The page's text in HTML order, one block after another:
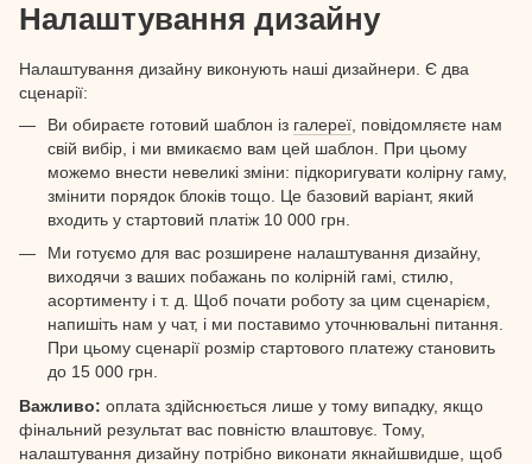
Налаштування дизайну
Налаштування дизайну виконують наші дизайнери. Є два
сценарії:
Ви обираєте готовий шаблон із галереї , повідомляєте нам
свій вибір, і ми вмикаємо вам цей шаблон. При цьому
можемо внести невеликі зміни: підкоригувати колірну гаму,
змінити порядок блоків тощо. Це базовий варіант, який
входить у стартовий платіж 10 000 грн.
Ми готуємо для вас розширене налаштування дизайну,
виходячи з ваших побажань по колірній гамі, стилю,
асортименту і т. д. Щоб почати роботу за цим сценарієм,
напишіть нам у чат, і ми поставимо уточнювальні питання.
При цьому сценарії розмір стартового платежу становить
до 15 000 грн.
Важливо: оплата здійснюється лише у тому випадку, якщо
фінальний результат вас повністю влаштовує. Тому,
налаштування дизайну потрібно виконати якнайшвидше, щоб